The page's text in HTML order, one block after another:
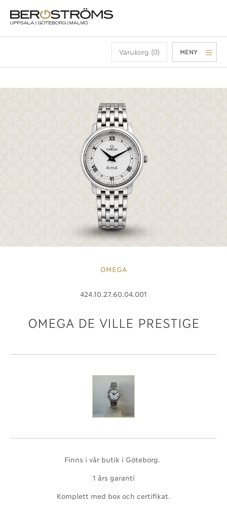
Varukorg (0) MENY
OMEGA
424.10.27.60.04.001
OMEGA DE VILLE PRESTIGE
Finns i vår butik i Göteborg.
1 års garanti
Komplett med box och certifikat.